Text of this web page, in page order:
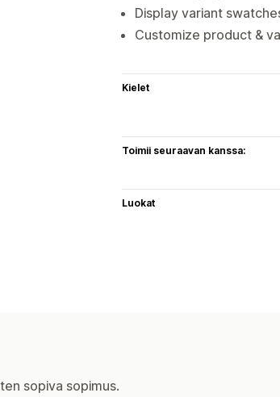
Display variant
Customize product &
Kielet
Toimii seuraavan kanssa:
Luokat
sopiva sopimus.